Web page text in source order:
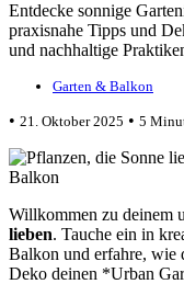
Entdecke sonnige
praxisnahe Tipps und
und nachhaltige
Garten & Balkon
• 21. Oktober 2025 • 5
Willkommen zu deinem
lieben. Tauche ein in
Balkon und erfahre, wie
Deko deinen *Urban